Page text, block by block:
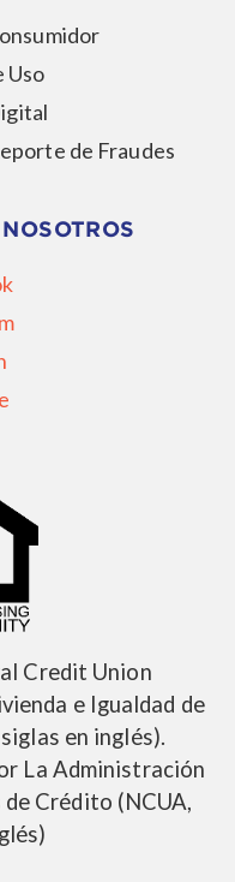
Uso
de Fraudes
Credit Union
e Igualdad de
en inglés).
La Administración
Crédito (NCUA,